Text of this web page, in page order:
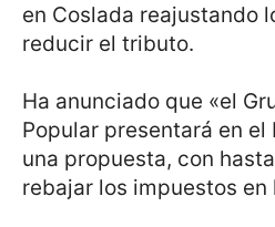
en Coslada reajustando
reducir el tributo.
Ha anunciado que «el
Popular presentará en
una propuesta, con
rebajar los impuestos en